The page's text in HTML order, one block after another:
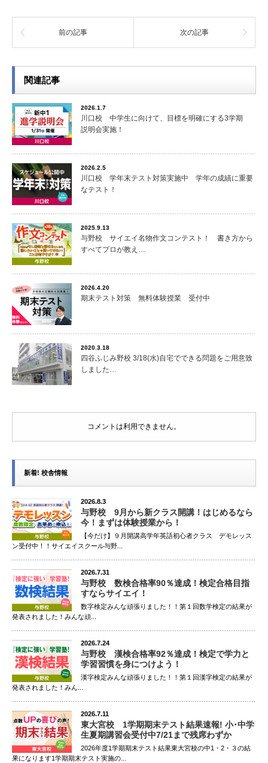
前の記事 次の記事
関連記事
2026.1.7
川口校 中学生に向けて、目標を明確にする3学期
説明会実施！
2026.2.5
川口校 学年末テスト対策実施中 学年の成績に重要
なテスト！
2025.9.13
与野校 サイエイ名物作文コンテスト！ 書き方から
すべてプロが教え…
2026.4.20
期末テスト対策 無料体験授業 受付中
2020.3.18
四谷ふじみ野校 3/18(水)自宅でできる問題をご用意致
しました…
コメントは利用できません。
新着! 校舎情報
2026.8.3
与野校 9月から新クラス開講！はじめるなら
今！まずは体験授業から！
【今だけ】９月開講高学年英語初心者クラス デモレッス
ン受付中！！サイエイスクール与野...
2026.7.31
与野校 数検合格率90％達成！検定合格目指
すならサイエイ！
数字検定みんな頑張りました！！第１回数学検定の結果が
発表されました！みんな頑...
2026.7.24
与野校 漢検合格率92％達成！検定で学力と
学習習慣を身につけよう！
漢字検定みんな頑張りました！！第１回漢字検定の結果が
発表されました！みん...
2026.7.11
東大宮校 1学期期末テスト結果速報! 小･中学
生夏期講習会受付中7/21まで残席わずか
2026年度1学期期末テスト結果東大宮校の中1・2・３の結
果になります1学期期末テスト実施の...